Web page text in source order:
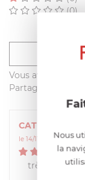
(0)
Vous avez
Partagez votre
CATHERINE
le 14/11/2014 à 19:14:54
5/
très bien.
Nous
la